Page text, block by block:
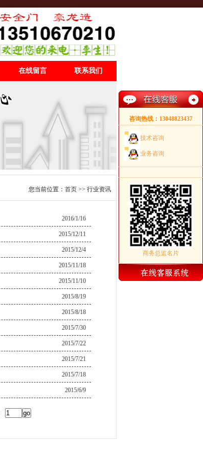
在线留言 联系我们
您当前位置： 首页 >> 行业资讯
2016/1/16
2015/12/11
2015/12/4
2015/11/18
2015/11/10
2015/8/19
2015/8/18
2015/7/30
2015/7/22
2015/7/21
2015/7/18
2015/6/9
咨询热线：13048823437
技术咨询
业务咨询
商务总监名片